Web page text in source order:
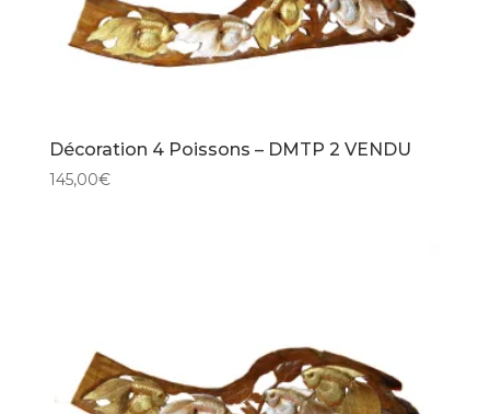
Décoration 4 Poissons – DMTP 2 VENDU
145,00€